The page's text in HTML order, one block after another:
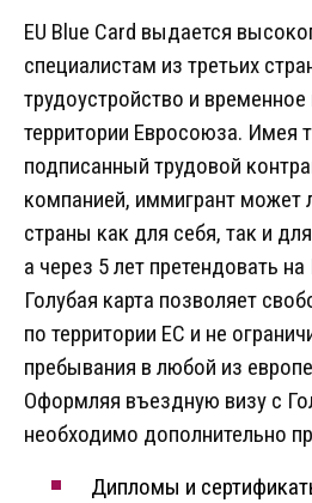
EU Blue Card выдается
специалистам из третьих
трудоустройство и
территории Евросоюза. Имея
подписанный трудовой
компанией, иммигрант может
страны как для себя, так и
а через 5 лет претендовать
Голубая карта позволяет
по территории ЕС и не
пребывания в любой из
Оформляя въездную визу с
необходимо дополнительно
Дипломы и